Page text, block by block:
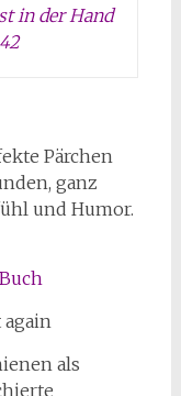
in der Hand
Pärchen
ganz
und Humor.
als